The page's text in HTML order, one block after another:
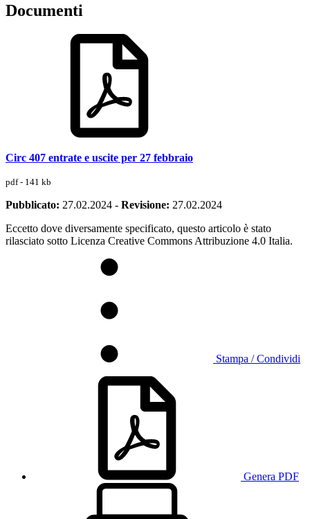
Documenti
Circ 407 entrate e uscite per 27 febbraio
pdf - 141 kb
Pubblicato: 27.02.2024 - Revisione: 27.02.2024
Eccetto dove diversamente specificato, questo articolo è stato
rilasciato sotto Licenza Creative Commons Attribuzione 4.0 Italia.
Stampa / Condividi
Genera PDF